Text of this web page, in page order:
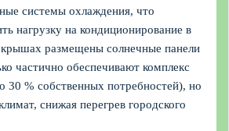
системы охлаждения, что
нагрузку на кондиционирование в
размещены солнечные панели
частично обеспечивают комплекс
30 % собственных потребностей), но
снижая перегрев городского